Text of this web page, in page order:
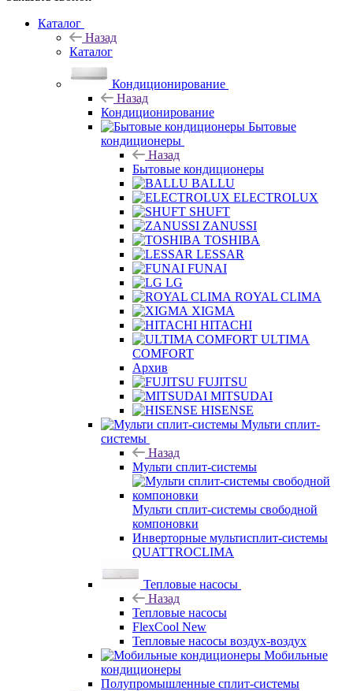
Каталог
Назад
Каталог
Кондиционирование
Назад
Кондиционирование
Бытовые
кондиционеры
Назад
Бытовые кондиционеры
BALLU
ELECTROLUX
SHUFT
ZANUSSI
TOSHIBA
LESSAR
FUNAI
LG
ROYAL CLIMA
XIGMA
HITACHI
ULTIMA
COMFORT
Архив
FUJITSU
MITSUDAI
HISENSE
Мульти сплит-
системы
Назад
Мульти сплит-системы
Мульти сплит-системы свободной
компоновки
Инверторные мультисплит-системы
QUATTROCLIMA
Тепловые насосы
Назад
Тепловые насосы
FlexCool New
Тепловые насосы воздух-воздух
Мобильные
кондиционеры
Полупромышленные сплит-системы